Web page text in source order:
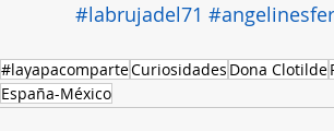
#labrujadel71
#layapacomparteCuriosidades Dona Clotilde
España-México